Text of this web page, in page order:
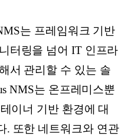
는 프레임워크 기반
터링을 넘어 IT 인프라
서 관리할 수 있는 솔
NMS는 온프레미스뿐
이너 기반 환경에 대
. 또한 네트워크와 연관